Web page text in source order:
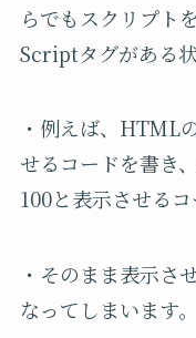
らでもスクリプト
Scriptタグがある状
・例えば、HTML
せるコードを書き
100と表示させるコ
・そのまま表示さ
なってしまいます。